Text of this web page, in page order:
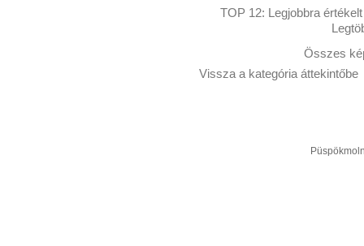
TOP 12: Legjobbra értékelt
Összes
Vissza a kategória áttekintőbe